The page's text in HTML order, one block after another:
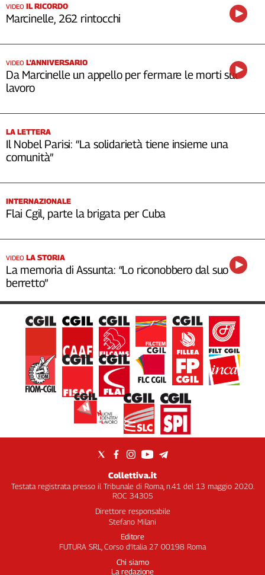
VIDEO IL RICORDO
Marcinelle, 262 rintocchi
VIDEO L'ANNIVERSARIO
Da Marcinelle un appello per fermare le morti sul
lavoro
LA LETTERA
Il Nobel Parisi: “La solidarietà tiene insieme una
comunità”
INTERNAZIONALE
Flai Cgil, parte la brigata per Cuba
VIDEO LA STORIA
La memoria di Assunta: “Lo riconobbero dal suo
berretto”
Collettiva.it
Testata registrata presso il Tribunale di Roma, n.41 del 13 maggio 2020.
ROC 34305
Direttore responsabile
Stefano Milani
Editore
FUTURA SRL, Corso d’Italia 27 00198 Roma
Chi siamo
La redazione